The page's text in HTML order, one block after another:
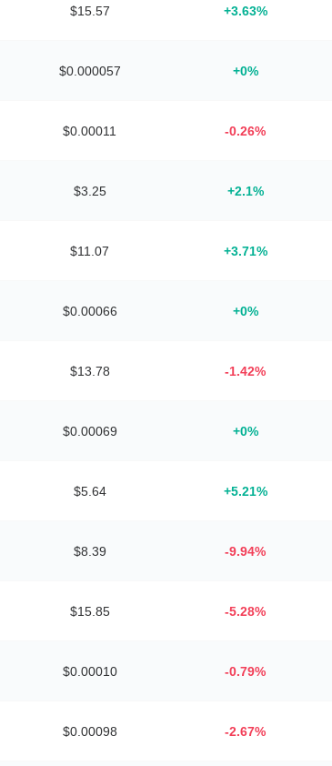
$15.57 +3.63%
$0.000057 +0%
$0.00011 -0.26%
$3.25 +2.1%
$11.07 +3.71%
$0.00066 +0%
$13.78 -1.42%
$0.00069 +0%
$5.64 +5.21%
$8.39 -9.94%
$15.85 -5.28%
$0.00010 -0.79%
$0.00098 -2.67%